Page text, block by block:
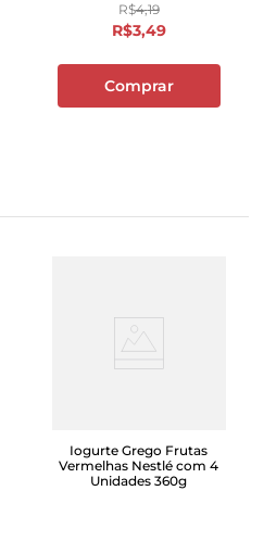
R$4,19
R$3,49
Comprar
Iogurte Grego Frutas
Vermelhas Nestlé com 4
Unidades 360g